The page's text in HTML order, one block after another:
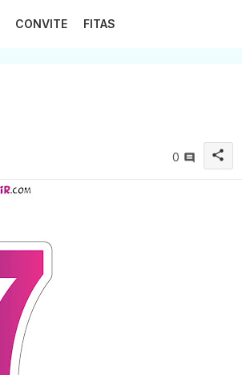
CONVITE FITAS
0 share